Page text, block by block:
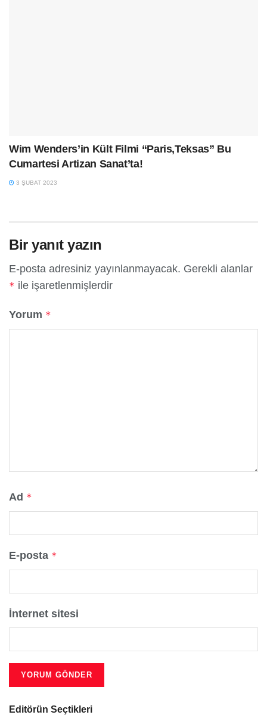
Wim Wenders’in Kült Filmi “Paris,Teksas” Bu
Cumartesi Artizan Sanat’ta!
3 ŞUBAT 2023
Bir yanıt yazın
E-posta adresiniz yayınlanmayacak. Gerekli alanlar
* ile işaretlenmişlerdir
Yorum *
Ad *
E-posta *
İnternet sitesi
Editörün Seçtikleri